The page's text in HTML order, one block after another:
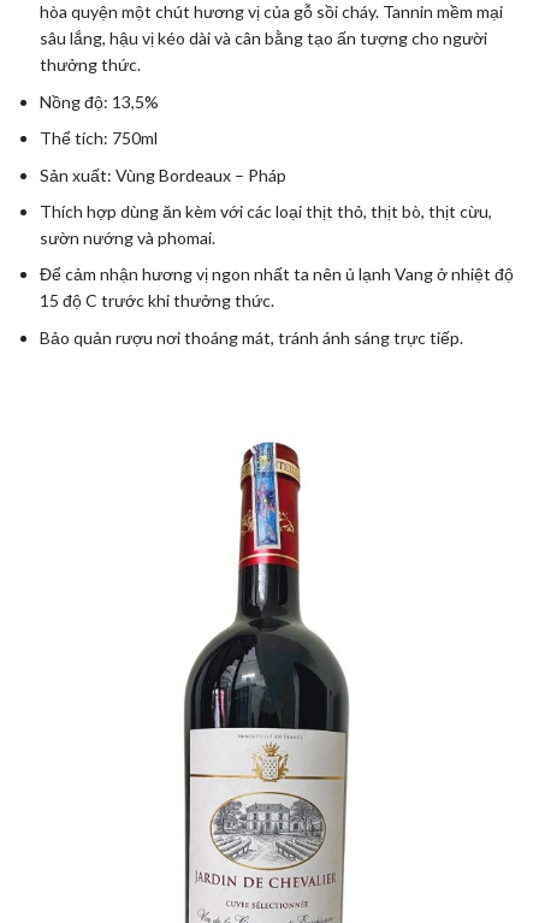
hòa quyện một chút hương vị của gỗ sồi cháy. Tannin mềm mại
sâu lắng, hậu vị kéo dài và cân bằng tạo ấn tượng cho người
thưởng thức.
Nồng độ: 13,5%
Thể tích: 750ml
Sản xuất: Vùng Bordeaux – Pháp
Thích hợp dùng ăn kèm với các loại thịt thỏ, thịt bò, thịt cừu,
sườn nướng và phomai.
Để cảm nhận hương vị ngon nhất ta nên ủ lạnh Vang ở nhiệt độ
15 độ C trước khi thưởng thức.
Bảo quản rượu nơi thoáng mát, tránh ánh sáng trực tiếp.